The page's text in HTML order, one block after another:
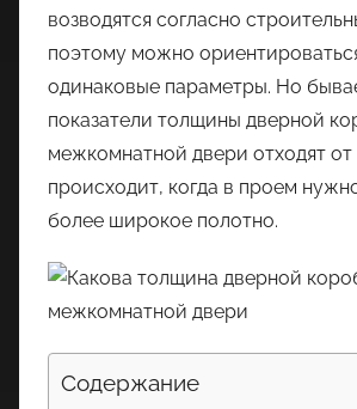
возводятся согласно
поэтому можно
одинаковые параметры. Но
показатели толщины дверной
межкомнатной двери отходят
происходит, когда в проем
более широкое полотно.
Содержание